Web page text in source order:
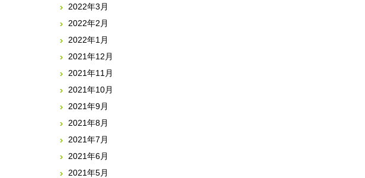
2022年3月
2022年2月
2022年1月
2021年12月
2021年11月
2021年10月
2021年9月
2021年8月
2021年7月
2021年6月
2021年5月